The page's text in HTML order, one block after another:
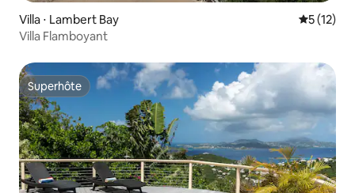
Villa ⋅ Lambert Bay
5 (12)
Villa Flamboyant
Superhôte
Superhôte